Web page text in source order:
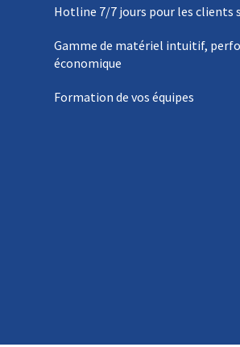
Hotline 7/7 jours pour les clients
Gamme de matériel intuitif,
économique
Formation de vos équipes